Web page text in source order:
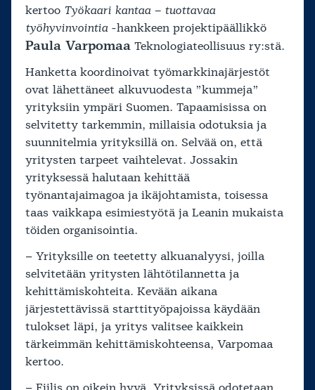
kertoo Työkaari kantaa – tuottavaa
työhyvinvointia-hankkeen projektipäällikkö
Paula Varpomaa Teknologiateollisuus ry:stä.
Hanketta koordinoivat työmarkkinajärjestöt
ovat lähettäneet alkuvuodesta ”kummeja”
yrityksiin ympäri Suomen. Tapaamisissa on
selvitetty tarkemmin, millaisia odotuksia ja
suunnitelmia yrityksillä on. Selvää on, että
yritysten tarpeet vaihtelevat. Jossakin
yrityksessä halutaan kehittää
työnantajaimagoa ja ikäjohtamista, toisessa
taas vaikkapa esimiestyötä ja Leanin mukaista
töiden organisointia.
– Yrityksille on teetetty alkuanalyysi, joilla
selvitetään yritysten lähtötilannetta ja
kehittämiskohteita. Kevään aikana
järjestettävissä starttityöpajoissa käydään
tulokset läpi, ja yritys valitsee kaikkein
tärkeimmän kehittämiskohteensa, Varpomaa
kertoo.